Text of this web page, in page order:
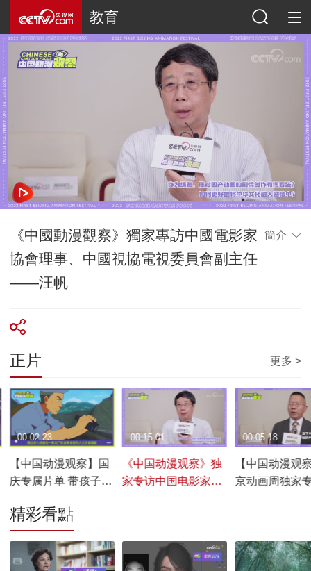
教育
《中國動漫觀察》獨家專訪中國電影家
協會理事、中國視協電視委員會副主任
——汪帆
簡介
正片 更多 >
【中国动漫观察】国
庆专属片单 带孩子来
00:02:23
《中国动漫观察》独
家专访中国电影家协
00:15:01
【中国动漫观
京动画周独家
00:05:18
精彩看點